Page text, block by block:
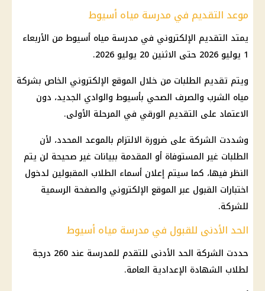
موعد التقديم في مدرسة مياه أسيوط
يمتد التقديم الإلكتروني في مدرسة مياه أسيوط من الأربعاء
1 يوليو 2026 حتى الاثنين 20 يوليو 2026.
ويتم تقديم الطلبات من خلال الموقع الإلكتروني الخاص بشركة
مياه الشرب والصرف الصحي بأسيوط والوادي الجديد، دون
الاعتماد على التقديم الورقي في المرحلة الأولى.
وشددت الشركة على ضرورة الالتزام بالموعد المحدد، لأن
الطلبات غير المستوفاة أو المقدمة ببيانات غير صحيحة لن يتم
النظر فيها، كما سيتم إعلان أسماء الطلاب المقبولين لدخول
اختبارات القبول عبر الموقع الإلكتروني والصفحة الرسمية
للشركة.
الحد الأدنى للقبول في مدرسة مياه أسيوط
حددت الشركة الحد الأدنى للتقدم للمدرسة عند 260 درجة
لطلاب الشهادة الإعدادية العامة.